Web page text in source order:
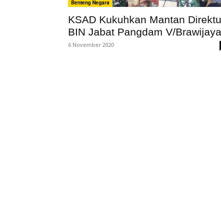
Benteng Negara
KSAD Kukuhkan Mantan
BIN Jabat Pangdam V/Brawijaya
6 November 2020